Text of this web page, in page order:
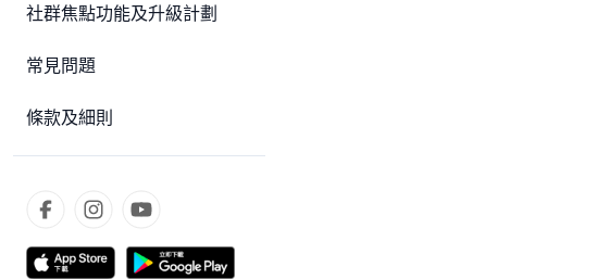
社群焦點功能及升級計劃
常見問題
條款及細則